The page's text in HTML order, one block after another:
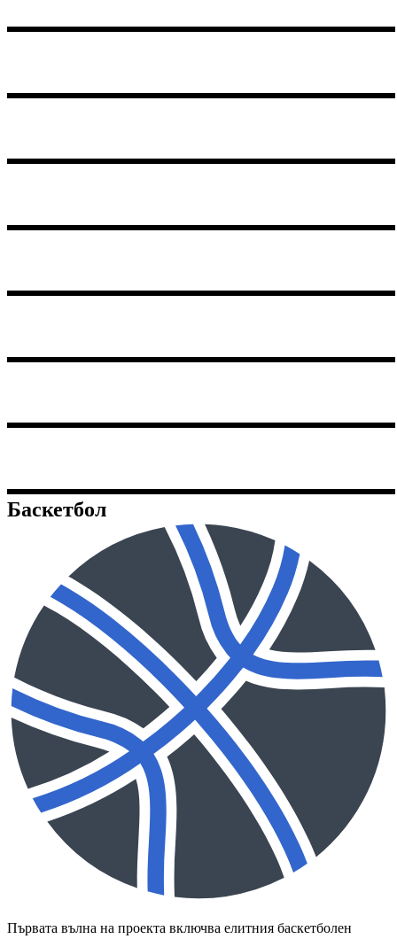
Баскетбол
Първата вълна на проекта включва елитния баскетболен